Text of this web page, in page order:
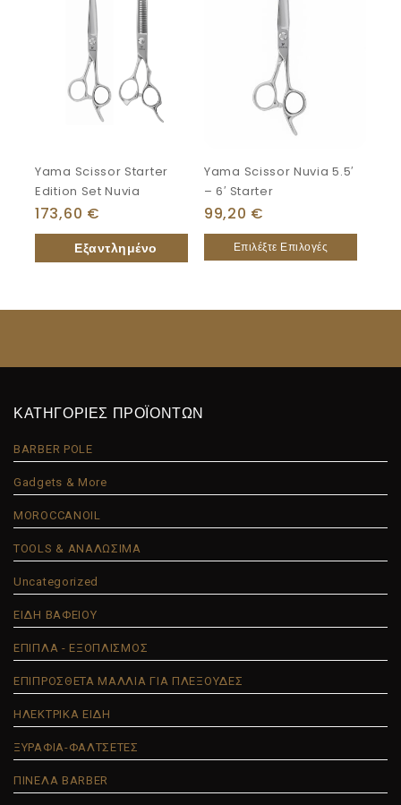
Yama Scissor Starter
Edition Set Nuvia
173,60 €
Yama Scissor Nuvia 5.5′
– 6′ Starter
99,20 €
Επιλέξτε Επιλογές
ΚΑΤΗΓΟΡΙΕΣ ΠΡΟΪΟΝΤΩΝ
BARBER POLE
Gadgets & More
MOROCCANOIL
TOOLS & ΑΝΑΛΩΣΙΜΑ
Uncategorized
ΕΙΔΗ ΒΑΦΕΙΟΥ
ΕΠΙΠΛΑ - ΕΞΟΠΛΙΣΜΟΣ
ΕΠΙΠΡΟΣΘΕΤΑ ΜΑΛΛΙΑ ΓΙΑ ΠΛΕΞΟΥΔΕΣ
ΗΛΕΚΤΡΙΚΑ ΕΙΔΗ
ΞΥΡΑΦΙΑ-ΦΑΛΤΣΕΤΕΣ
ΠΙΝΕΛΑ BARBER